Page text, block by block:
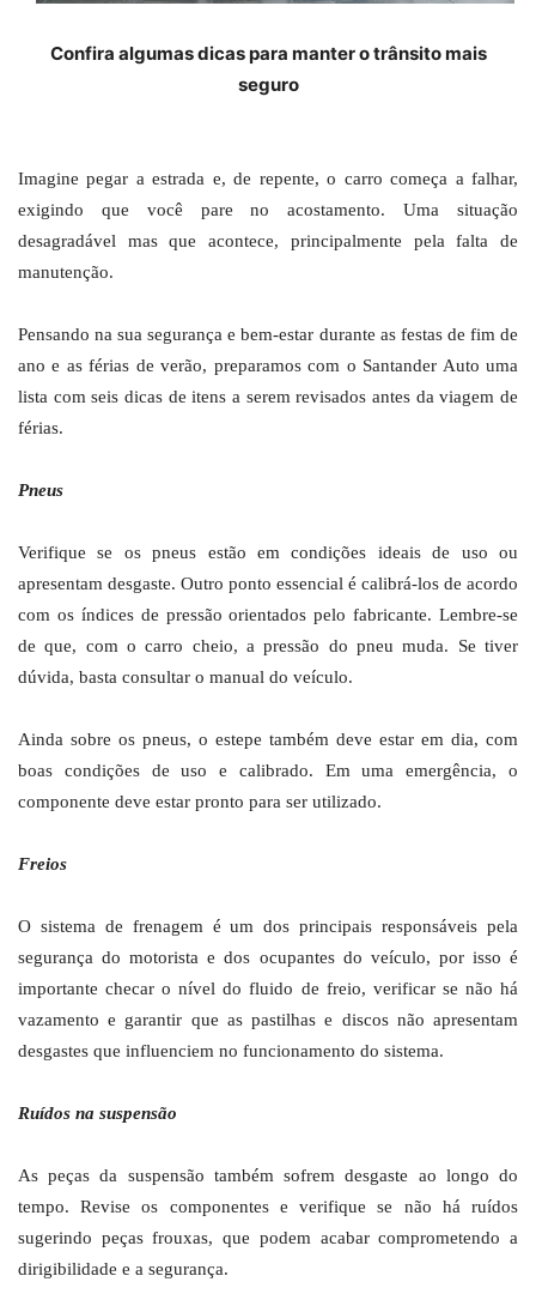
Confira algumas dicas para manter o trânsito mais
seguro
Imagine pegar a estrada e, de repente, o carro começa a falhar,
exigindo que você pare no acostamento. Uma situação
desagradável mas que acontece, principalmente pela falta de
manutenção.
Pensando na sua segurança e bem-estar durante as festas de fim de
ano e as férias de verão, preparamos com o Santander Auto uma
lista com seis dicas de itens a serem revisados antes da viagem de
férias.
Pneus
Verifique se os pneus estão em condições ideais de uso ou
apresentam desgaste. Outro ponto essencial é calibrá-los de acordo
com os índices de pressão orientados pelo fabricante. Lembre-se
de que, com o carro cheio, a pressão do pneu muda. Se tiver
dúvida, basta consultar o manual do veículo.
Ainda sobre os pneus, o estepe também deve estar em dia, com
boas condições de uso e calibrado. Em uma emergência, o
componente deve estar pronto para ser utilizado.
Freios
O sistema de frenagem é um dos principais responsáveis pela
segurança do motorista e dos ocupantes do veículo, por isso é
importante checar o nível do fluido de freio, verificar se não há
vazamento e garantir que as pastilhas e discos não apresentam
desgastes que influenciem no funcionamento do sistema.
Ruídos na suspensão
As peças da suspensão também sofrem desgaste ao longo do
tempo. Revise os componentes e verifique se não há ruídos
sugerindo peças frouxas, que podem acabar comprometendo a
dirigibilidade e a segurança.